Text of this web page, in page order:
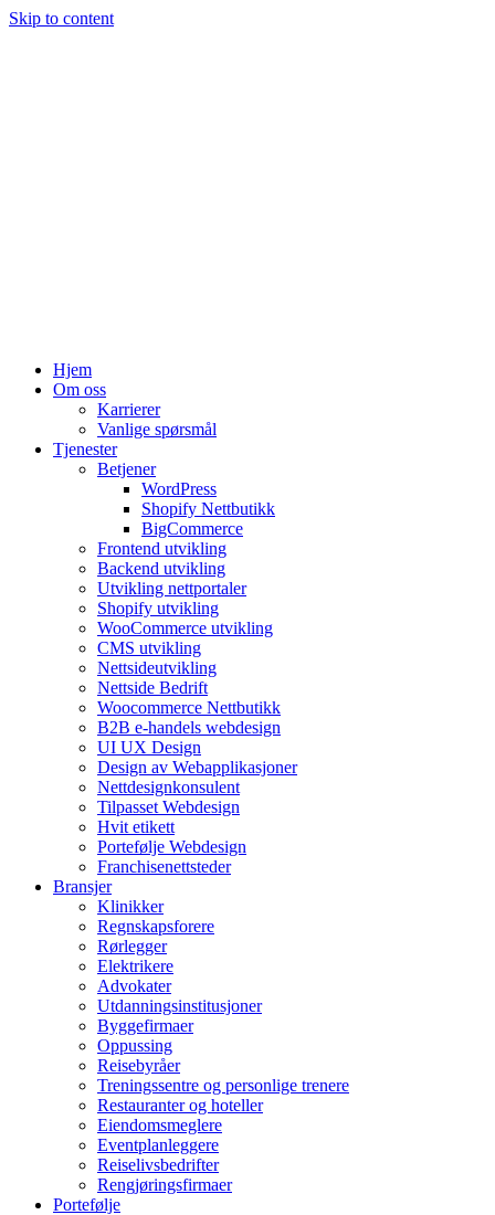
Skip to content
Hjem
Om oss
Karrierer
Vanlige spørsmål
Tjenester
Betjener
WordPress
Shopify Nettbutikk
BigCommerce
Frontend utvikling
Backend utvikling
Utvikling nettportaler
Shopify utvikling
WooCommerce utvikling
CMS utvikling
Nettsideutvikling
Nettside Bedrift
Woocommerce Nettbutikk
B2B e-handels webdesign
UI UX Design
Design av Webapplikasjoner
Nettdesignkonsulent
Tilpasset Webdesign
Hvit etikett
Portefølje Webdesign
Franchisenettsteder
Bransjer
Klinikker
Regnskapsforere
Rørlegger
Elektrikere
Advokater
Utdanningsinstitusjoner
Byggefirmaer
Oppussing
Reisebyråer
Treningssentre og personlige trenere
Restauranter og hoteller
Eiendomsmeglere
Eventplanleggere
Reiselivsbedrifter
Rengjøringsfirmaer
Portefølje